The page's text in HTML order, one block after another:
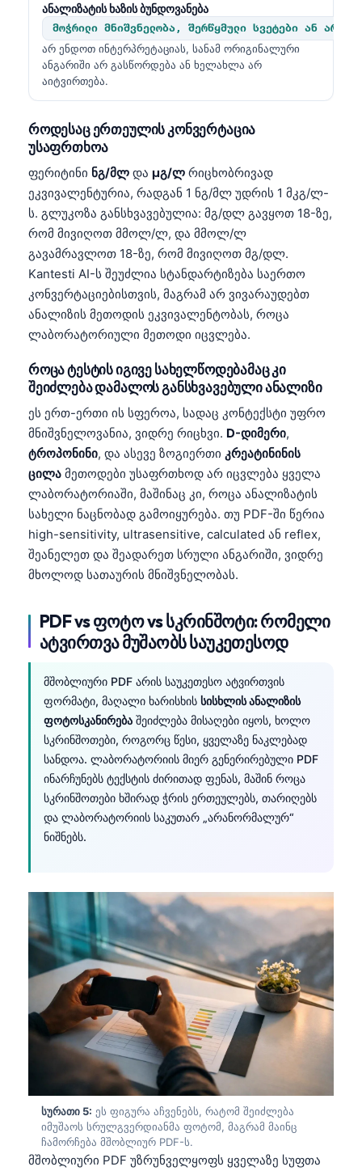
ანალიზატის ხაზის ბუნდოვანება
მოჭრილი მნიშვნელობა, შერწყმული სვეტები ან
არ ენდოთ ინტერპრეტაციას, სანამ ორიგინალური
ანგარიში არ გასწორდება ან ხელახლა არ
აიტვირთება.
როდესაც ერთეულის კონვერტაცია
უსაფრთხოა
ფერიტინი ნგ/მლ და µგ/ლ რიცხობრივად
ეკვივალენტურია, რადგან 1 ნგ/მლ უდრის 1 მკგ/ლ-
ს. გლუკოზა განსხვავებულია: მგ/დლ გავყოთ 18-ზე,
რომ მივიღოთ მმოლ/ლ, და მმოლ/ლ
გავამრავლოთ 18-ზე, რომ მივიღოთ მგ/დლ.
Kantesti AI-ს შეუძლია სტანდარტიზება საერთო
კონვერტაციებისთვის, მაგრამ არ ვივარაუდებთ
ანალიზის მეთოდის ეკვივალენტობას, როცა
ლაბორატორიული მეთოდი იცვლება.
როცა ტესტის იგივე სახელწოდებამაც კი
შეიძლება დამალოს განსხვავებული ანალიზი
ეს ერთ-ერთი ის სფეროა, სადაც კონტექსტი უფრო
მნიშვნელოვანია, ვიდრე რიცხვი. D-დიმერი,
ტროპონინი, და ასევე ზოგიერთი კრეატინინის
ცილა მეთოდები უსაფრთხოდ არ იცვლება ყველა
ლაბორატორიაში, მაშინაც კი, როცა ანალიზატის
სახელი ნაცნობად გამოიყურება. თუ PDF-ში წერია
high-sensitivity, ultrasensitive, calculated ან reflex,
შეანელეთ და შეადარეთ სრული ანგარიში, ვიდრე
მხოლოდ სათაურის მნიშვნელობას.
PDF vs ფოტო vs სკრინშოტი: რომელი
ატვირთვა მუშაობს საუკეთესოდ
მშობლიური PDF არის საუკეთესო ატვირთვის
ფორმატი, მაღალი ხარისხის სისხლის ანალიზის
ფოტოსკანირება შეიძლება მისაღები იყოს, ხოლო
სკრინშოთები, როგორც წესი, ყველაზე ნაკლებად
სანდოა. ლაბორატორიის მიერ გენერირებული PDF
ინარჩუნებს ტექსტის ძირითად ფენას, მაშინ როცა
სკრინშოთები ხშირად ჭრის ერთეულებს, თარიღებს
და ლაბორატორიის საკუთარ „არანორმალურ“
ნიშნებს.
სურათი 5: ეს ფიგურა აჩვენებს, რატომ შეიძლება
იმუშაოს სრულგვერდიანმა ფოტომ, მაგრამ მაინც
ჩამორჩება მშობლიურ PDF-ს.
მშობლიური PDF უზრუნველყოფს ყველაზე სუფთა
Svenska
Bosanski
Azərbaycan dili
Eesti
日本語
Čeština
Русский
Lietuvių kalba
Polski
한국어
Slovenščina
Shqip
বাংলা
اردو
मराठी
తెలుగు
தமிழ்
ગુજરાતી
ಕನ್ನಡ
മലയാളം
Tiếng Việt
ไทย
ဗမာစာ
ភាសាខ្មែរ
Kiswahili
አማርኛ
Українська
O‘zbekcha
Català
Қазақ тілі
Suomi
Hrvatski
Slovenčina
كوردی‎
پښتو
سنڌي
සිංහල
Galego
Latviešu valoda
Македонски јазик